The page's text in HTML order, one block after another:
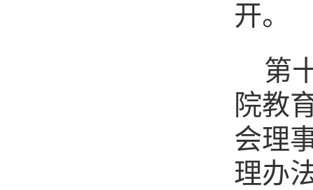
开。
第
院教
会理
理办